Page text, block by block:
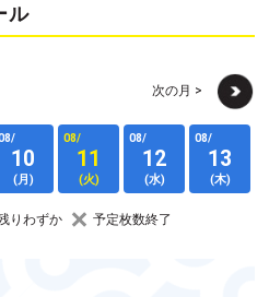
ル
次の月 >
10
(月)
08/
11
(火)
08/
12
(水)
08/
13
(木)
りわずか 予定枚数終了